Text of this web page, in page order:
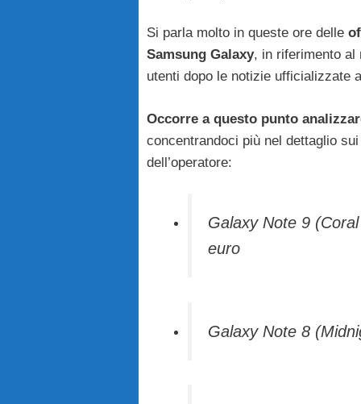
Si parla molto in queste ore delle
Samsung Galaxy, in riferimento al
utenti dopo le notizie ufficializzate
Occorre a questo punto
concentrandoci più nel dettaglio
dell’operatore:
Galaxy Note 9
euro
Galaxy Note 8